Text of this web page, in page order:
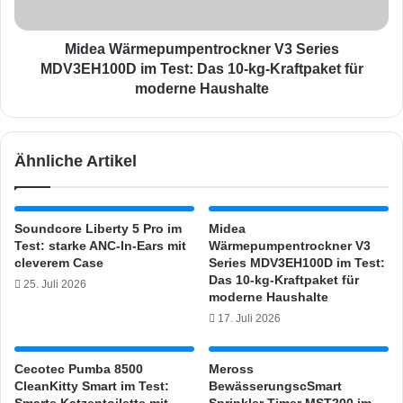
ü
r
r
n
g
n
f
f
i
m
n
c
3
S
e
Midea Wärmepumpentrockner V3 Series
MDV3EH100D im Test: Das 10-kg-Kraftpaket für
moderne Haushalte
Ähnliche Artikel
Soundcore Liberty 5 Pro im
Test: starke ANC-In-Ears mit
cleverem Case
25. Juli 2026
Midea
Wärmepumpentrockner V3
Series MDV3EH100D im Test:
Das 10-kg-Kraftpaket für
moderne Haushalte
17. Juli 2026
Cecotec Pumba 8500
CleanKitty Smart im Test:
Meross
BewässerungscSmart